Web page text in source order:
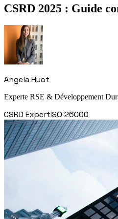
CSRD 2025 : Guide
Angela Huot
Experte RSE & Développement
CSRD ExpertISO 26000